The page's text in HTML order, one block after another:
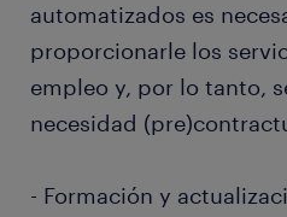
automatizados es
proporcionarle los
empleo y, por lo tanto,
necesidad
- Formación y